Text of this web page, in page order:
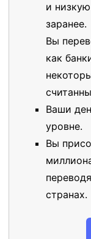
и
заранее.
Вы
как
Ваши
уровне.
Вы
странах.